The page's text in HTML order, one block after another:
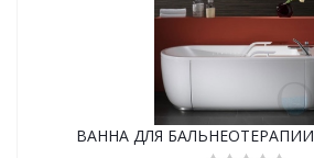
ВАННА ДЛЯ БАЛЬНЕОТЕРАПИИ